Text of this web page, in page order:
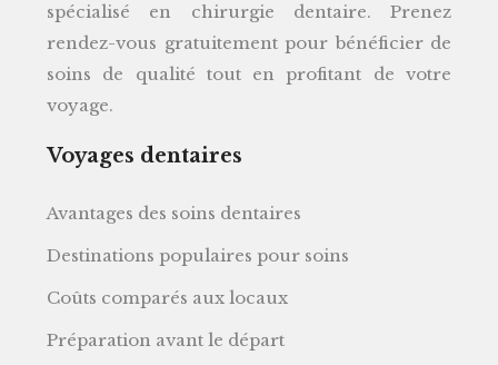
spécialisé en chirurgie dentaire. Prenez
rendez-vous gratuitement pour bénéficier de
soins de qualité tout en profitant de votre
voyage.
Voyages dentaires
Avantages des soins dentaires
Destinations populaires pour soins
Coûts comparés aux locaux
Préparation avant le départ